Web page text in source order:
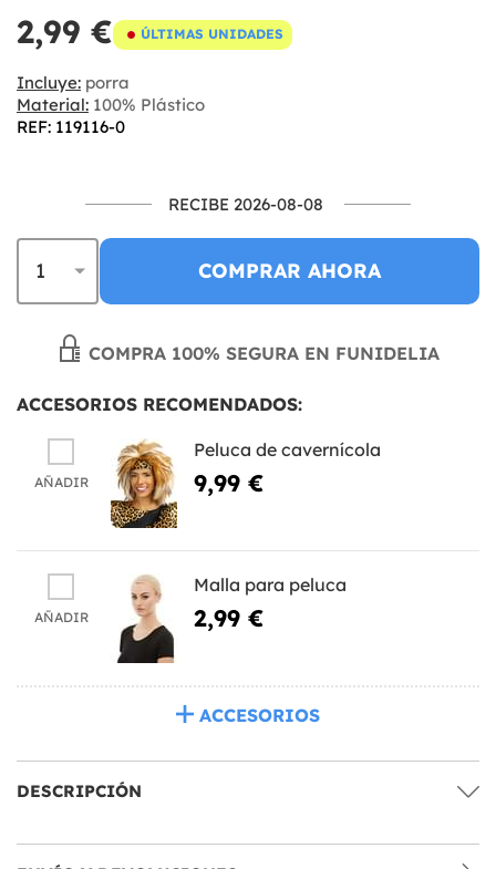
2,99 € ÚLTIMAS UNIDADES
Incluye: porra
Material: 100% Plástico
REF: 119116-0
RECIBE 2026-08-08
COMPRAR AHORA
COMPRA 100% SEGURA EN FUNIDELIA
ACCESORIOS RECOMENDADOS:
AÑADIR
Peluca de cavernícola
9,99 €
AÑADIR
Malla para peluca
2,99 €
ACCESORIOS
DESCRIPCIÓN